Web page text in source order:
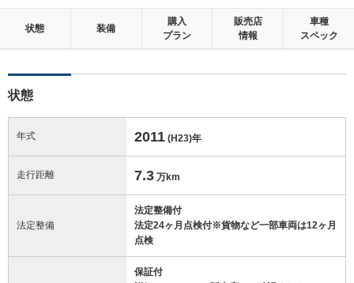
状態 装備
購入
プラン
販売店
情報
車種
スペック
状態
年式 2011 (H23)年
走行距離 7.3 万km
法定整備
法定整備付
法定24ヶ月点検付※貨物など一部車両は12ヶ月
点検
保証付